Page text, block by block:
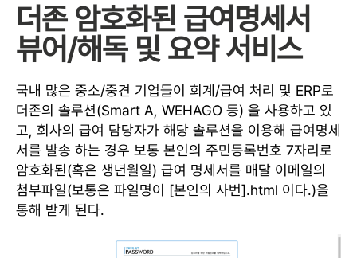
더존 암호화된 급여명세서
뷰어/해독 및 요약 서비스
국내 많은 중소/중견 기업들이 회계/급여 처리 및 ERP로
더존의 솔루션(Smart A, WEHAGO 등) 을 사용하고 있
고, 회사의 급여 담당자가 해당 솔루션을 이용해 급여명세
서를 발송 하는 경우 보통 본인의 주민등록번호 7자리로
암호화된(혹은 생년월일) 급여 명세서를 매달 이메일의
첨부파일(보통은 파일명이 [본인의 사번].html 이다.)을
통해 받게 된다.